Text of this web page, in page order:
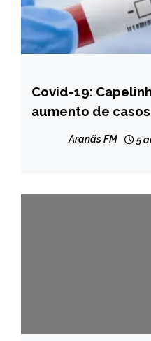
CAPELINHA
NOTÍCIAS
Covid-19:
aumento de
Aranãs FM 5